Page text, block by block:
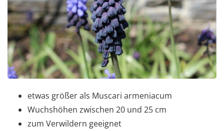
etwas größer als Muscari armeniacum
Wuchshöhen zwischen 20 und 25 cm
zum Verwildern geeignet